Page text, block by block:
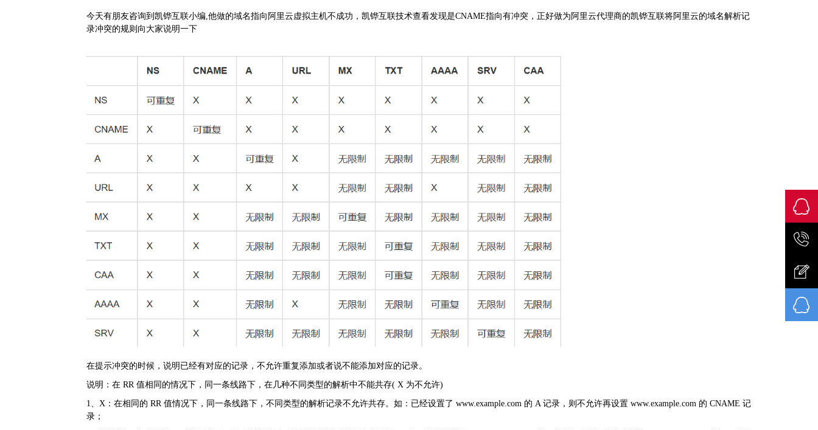
今天有朋友咨询到凯铧互联小编,他做的域名指向阿里云虚拟主机不成功，凯铧互联技术查看发现是CNAME指向有冲突，正好做为阿里云代理商的凯铧互联将阿里云的域名解析记
录冲突的规则向大家说明一下
在提示冲突的时候，说明已经有对应的记录，不允许重复添加或者说不能添加对应的记录。
说明：在 RR 值相同的情况下，同一条线路下，在几种不同类型的解析中不能共存( X 为不允许)
1、X：在相同的 RR 值情况下，同一条线路下，不同类型的解析记录不允许共存。如：已经设置了 www.example.com 的 A 记录，则不允许再设置 www.example.com 的 CNAME 记
录；
售前咨
意见反